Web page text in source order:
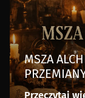
MSZA ALCHEMICZNA – PRACA INTENCJI I
Przeczytaj